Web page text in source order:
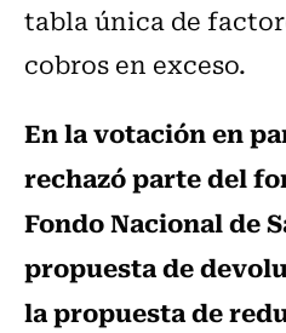
tabla única de
cobros en exceso.
En la votación en
rechazó parte del
Fondo Nacional de
propuesta de
la propuesta de